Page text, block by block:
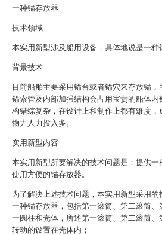
一种锚存放器
技术领域
本实用新型涉及船用设备，具体地说是一种
背景技术
目前船舶主要采用锚台或者锚穴来存放锚，
锚索管及内部加强结构会占用宝贵的船体内
构错综复杂，在设计上和制作上都有难度，
物力人力投入多。
实用新型内容
本实用新型所要解决的技术问题是：提供一
使用方便的锚存放器。
为了解决上述技术问题，本实用新型采用的
一种锚存放器，包括第一滚筒、第二滚筒、
一圆柱和壳体，所述第一滚筒、第二滚筒、
转动的设置在壳体内；